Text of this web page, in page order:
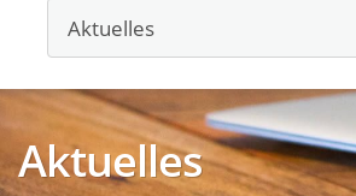
Aktuelles